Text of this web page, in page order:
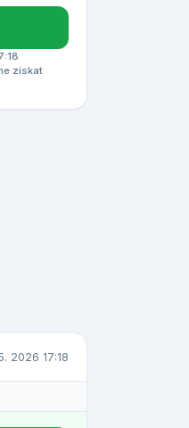
získat
2026 17:18